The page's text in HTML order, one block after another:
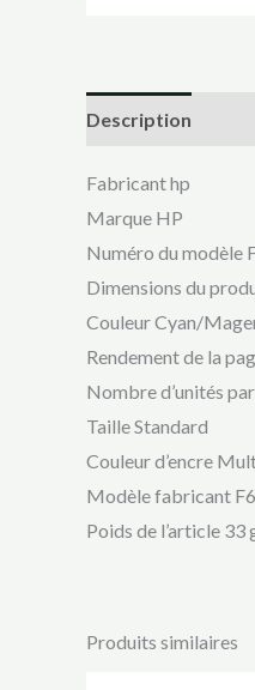
Description
Fabricant ‎hp
Marque ‎HP
Numéro du modèle
Dimensions du
Couleur ‎Cyan/
Rendement de la
Nombre d’unités
Taille ‎Standard
Couleur d’encre
Modèle fabricant
Poids de l’article ‎33
Produits similaires